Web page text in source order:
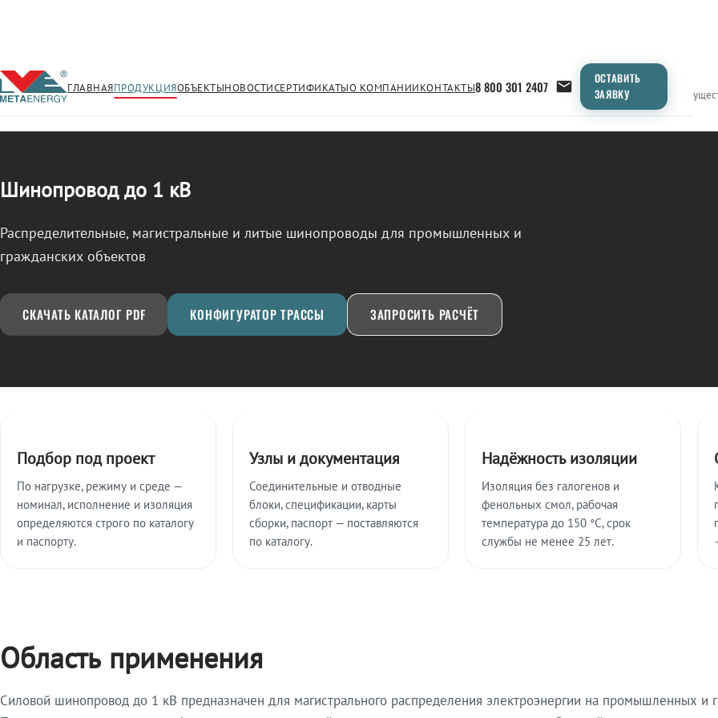
ГЛАВНАЯПРОДУКЦИЯОБЪЕКТЫНОВОСТИСЕРТИФИКАТЫО КОМПАНИИКОНТАКТЫ8 800 301 2407
ОСТАВИТЬ
ЗАЯВКУ
← Продукция/ШИНОПРОВОД Применение Продукция ТипоразмерыСравнение
Шинопровод до 1 кВ
Распределительные, магистральные и литые шинопроводы для промышленных и
гражданских объектов
СКАЧАТЬ КАТАЛОГ PDF КОНФИГУРАТОР ТРАССЫ ЗАПРОСИТЬ РАСЧЁТ
Подбор под проект
По нагрузке, режиму и среде —
номинал, исполнение и изоляция
определяются строго по каталогу
и паспорту.
Узлы и документация
Соединительные и отводные
блоки, спецификации, карты
сборки, паспорт — поставляются
по каталогу.
Надёжность изоляции
Изоляция без галогенов и
фенольных смол, рабочая
температура до 150 °C, срок
службы не менее 25 лет.
Область применения
Силовой шинопровод до 1 кВ предназначен для магистрального распределения электроэнергии на промышленных и